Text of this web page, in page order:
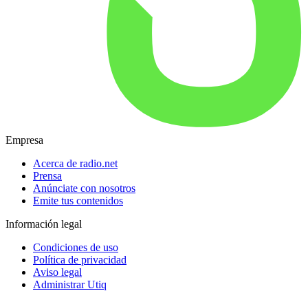
Empresa
Acerca de radio.net
Prensa
Anúnciate con nosotros
Emite tus contenidos
Información legal
Condiciones de uso
Política de privacidad
Aviso legal
Administrar Utiq